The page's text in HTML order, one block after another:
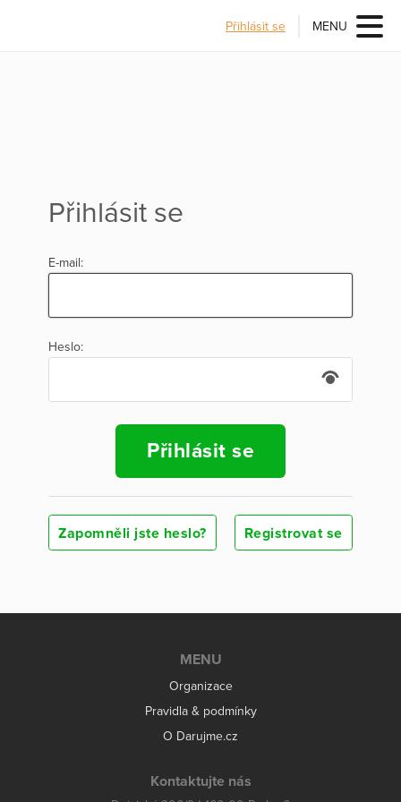
Přihlásit se MENU
Přihlásit se
E-mail:
Heslo:
Přihlásit se
Zapomněli jste heslo? Registrovat se
MENU
Organizace
Pravidla & podmínky
O Darujme.cz
Kontaktujte nás